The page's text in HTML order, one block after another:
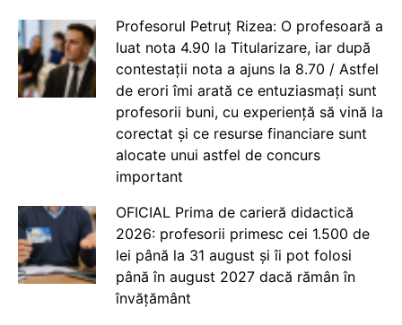
Profesorul Petruț Rizea: O profesoară a
luat nota 4.90 la Titularizare, iar după
contestații nota a ajuns la 8.70 / Astfel
de erori îmi arată ce entuziasmați sunt
profesorii buni, cu experiență să vină la
corectat și ce resurse financiare sunt
alocate unui astfel de concurs
important
OFICIAL Prima de carieră didactică
2026: profesorii primesc cei 1.500 de
lei până la 31 august și îi pot folosi
până în august 2027 dacă rămân în
învățământ